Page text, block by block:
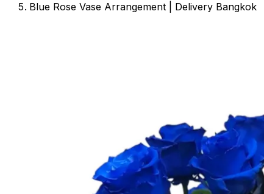
Blue Rose Vase Arrangement | Delivery Bangkok